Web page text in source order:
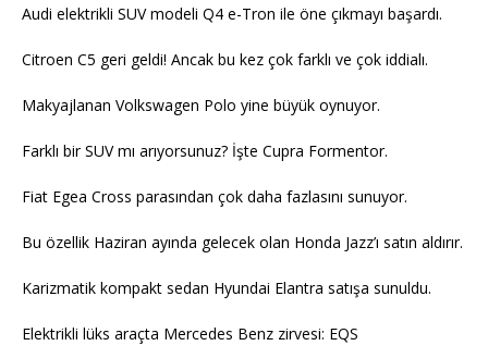
Audi elektrikli SUV modeli Q4 e-Tron ile öne çıkmayı başardı.
Citroen C5 geri geldi! Ancak bu kez çok farklı ve çok iddialı.
Makyajlanan Volkswagen Polo yine büyük oynuyor.
Farklı bir SUV mı arıyorsunuz? İşte Cupra Formentor.
Fiat Egea Cross parasından çok daha fazlasını sunuyor.
Bu özellik Haziran ayında gelecek olan Honda Jazz’ı satın aldırır.
Karizmatik kompakt sedan Hyundai Elantra satışa sunuldu.
Elektrikli lüks araçta Mercedes Benz zirvesi: EQS